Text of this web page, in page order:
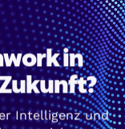
in
Intelligenz und
sich